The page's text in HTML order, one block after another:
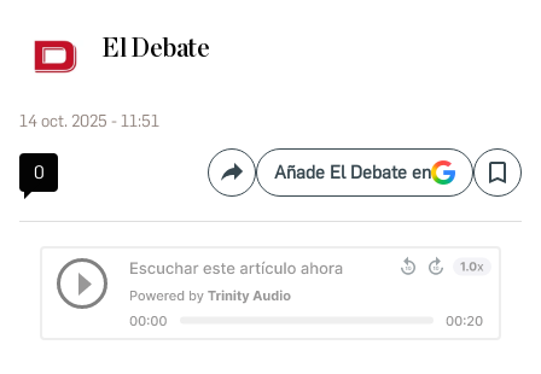
El Debate
14 oct. 2025 - 11:51
0 CompartirAñade El Debate en Save